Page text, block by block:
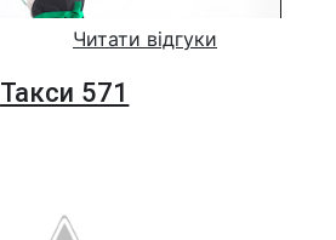
Читати відгуки
Такси 571